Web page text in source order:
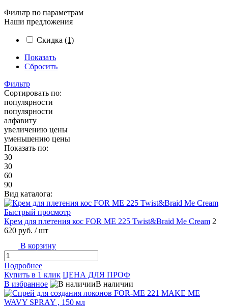
Фильтр по параметрам
Наши предложения
Скидка (1)
Показать
Сбросить
Фильтр
Сортировать по:
популярности
популярности
алфавиту
увеличению цены
уменьшению цены
Показать по:
30
30
60
90
Вид каталога:
Быстрый просмотр
Крем для плетения кос FOR ME 225 Twist&Braid Me Cream 2
620 руб. / шт
В корзину
Подробнее
Купить в 1 клик ЦЕНА ДЛЯ ПРОФ
В избранное
В наличии